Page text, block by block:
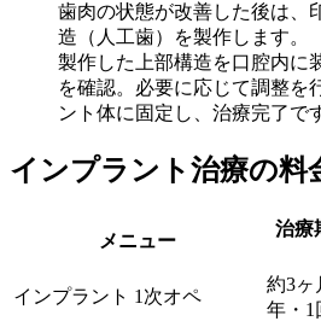
歯肉の状態が改善した後は、
造（人工歯）を製作します。
製作した上部構造を口腔内に
を確認。必要に応じて調整を
ント体に固定し、治療完了で
インプラント治療の料
メニュー
治療
インプラント 1次オペ
約3ヶ
年・1